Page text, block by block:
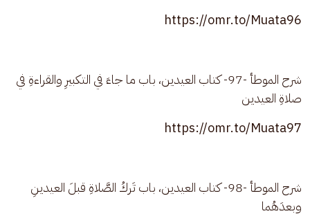
https://omr.to/Muata96
شرح الموطأ -97- كتاب العيدين، باب ما جاءَ في التكبيرِ والقراءةِ في
صلاةِ العيدين
https://omr.to/Muata97
شرح الموطأ -98- كتاب العيدين، باب تَركُ الصَّلاةِ قبلَ العيدينِ
وبعدَهُما